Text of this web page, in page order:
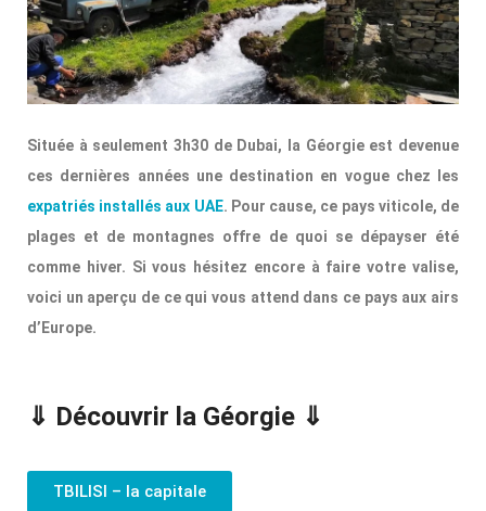
Située à seulement 3h30 de Dubai, la Géorgie est devenue
ces dernières années une destination en vogue chez les
expatriés installés aux UAE. Pour cause, ce pays viticole, de
plages et de montagnes offre de quoi se dépayser été
comme hiver. Si vous hésitez encore à faire votre valise,
voici un aperçu de ce qui vous attend dans ce pays aux airs
d’Europe.
⇓ Découvrir la Géorgie ⇓
TBILISI – la capitale